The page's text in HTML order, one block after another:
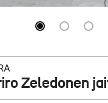
Zeledonen